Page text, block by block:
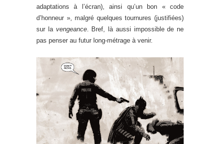
adaptations à l’écran), ainsi qu’un bon « code
d’honneur », malgré quelques tournures (justifiées)
sur la vengeance. Bref, là aussi impossible de ne
pas penser au futur long-métrage à venir.